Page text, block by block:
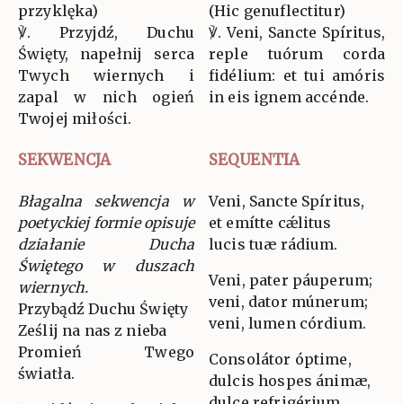
przyklęka)
℣. Przyjdź, Duchu
Święty, napełnij serca
Twych wiernych i
zapal w nich ogień
Twojej miłości.
(Hic genuflectitur)
℣. Veni, Sancte Spíritus,
reple tuórum corda
fidélium: et tui amóris
in eis ignem accénde.
SEKWENCJA SEQUENTIA
Błagalna sekwencja w
poetyckiej formie opisuje
działanie Ducha
Świętego w duszach
wiernych.
Przybądź Duchu Święty
Ześlij na nas z nieba
Promień Twego
światła.
Veni, Sancte Spíritus,
et emítte cǽlitus
lucis tuæ rádium.
Veni, pater páuperum;
veni, dator múnerum;
veni, lumen córdium.
Consolátor óptime,
dulcis hospes ánimæ,